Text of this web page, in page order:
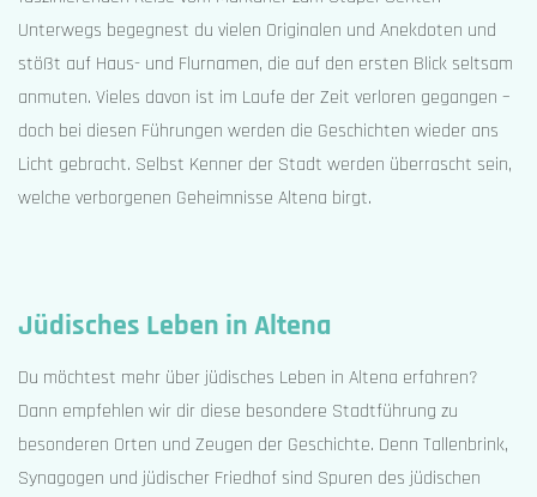
Unterwegs begegnest du vielen Originalen und Anekdoten und
stößt auf Haus- und Flurnamen, die auf den ersten Blick seltsam
anmuten. Vieles davon ist im Laufe der Zeit verloren gegangen –
doch bei diesen Führungen werden die Geschichten wieder ans
Licht gebracht. Selbst Kenner der Stadt werden überrascht sein,
welche verborgenen Geheimnisse Altena birgt.
Jüdisches Leben in Altena
Du möchtest mehr über jüdisches Leben in Altena erfahren?
Dann empfehlen wir dir diese besondere Stadtführung zu
besonderen Orten und Zeugen der Geschichte. Denn Tallenbrink,
Synagogen und jüdischer Friedhof sind Spuren des jüdischen